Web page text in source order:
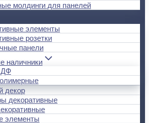
молдинги для панелей
элементы
розетки
панели
наличники
декор
декоративные
элементы